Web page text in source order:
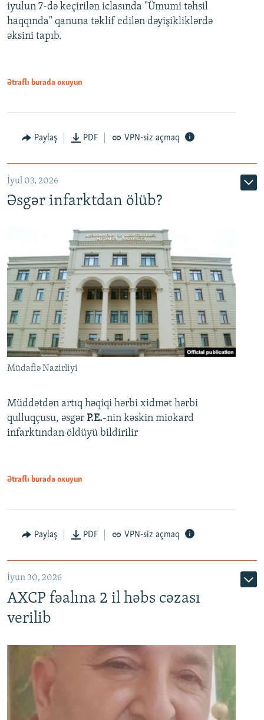
Auto 240p 360p 480p
720p 1080p
720p
iyulun 7-də keçirilən iclasında "Ümumi təhsil
haqqında" qanuna təklif edilən dəyişikliklərdə
əksini tapıb.
Ətraflı burada oxuyun
Paylaş PDF VPN-siz açmaq
İyul 03, 2026
Əsgər infarktdan ölüb?
Müdafiə Nazirliyi
Müddətdən artıq həqiqi hərbi xidmət hərbi
qulluqçusu, əsgər P.E.-nin kəskin miokard
infarktından öldüyü bildirilir
Ətraflı burada oxuyun
Paylaş PDF VPN-siz açmaq
İyun 30, 2026
AXCP fəalına 2 il həbs cəzası
verilib